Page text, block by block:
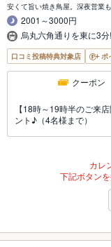
安くて旨い焼き鳥屋。深夜営業
2001～3000円
烏丸六角通りを東に3
口コミ投稿特典対象店 ポ
クーポン
【18時～19時半のご来
ント♪（4名様まで）
カレ
下記ボタン